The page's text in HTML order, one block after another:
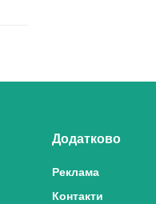
Додатково
Реклама
Контакти